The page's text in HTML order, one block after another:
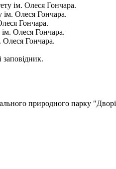
ім. Олеся Гончара.
ім. Олеся Гончара.
Гончара.
Олеся Гончара.
Олеся Гончара.
природного парку